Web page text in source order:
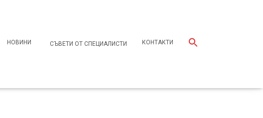
НОВИНИ СЪВЕТИ ОТ СПЕЦИАЛИСТИ КОНТАКТИ